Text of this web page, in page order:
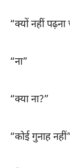
“क्यों नहीं पढ़ना
“ना”
“क्या ना?”
“कोई गुनाह नहीं”